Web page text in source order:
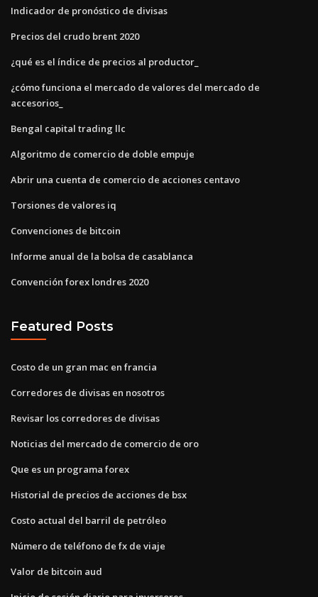
Indicador de pronóstico de divisas
Precios del crudo brent 2020
¿qué es el índice de precios al productor_
¿cómo funciona el mercado de valores del mercado de
accesorios_
Bengal capital trading llc
Algoritmo de comercio de doble empuje
Abrir una cuenta de comercio de acciones centavo
Torsiones de valores iq
Convenciones de bitcoin
Informe anual de la bolsa de casablanca
Convención forex londres 2020
Featured Posts
Costo de un gran mac en francia
Corredores de divisas en nosotros
Revisar los corredores de divisas
Noticias del mercado de comercio de oro
Que es un programa forex
Historial de precios de acciones de bsx
Costo actual del barril de petróleo
Número de teléfono de fx de viaje
Valor de bitcoin aud